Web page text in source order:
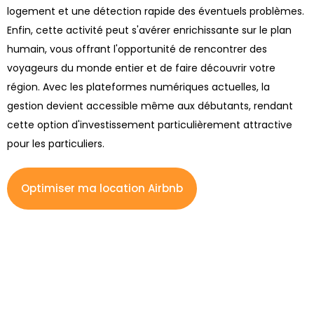
logement et une détection rapide des éventuels problèmes.
Enfin, cette activité peut s'avérer enrichissante sur le plan
humain, vous offrant l'opportunité de rencontrer des
voyageurs du monde entier et de faire découvrir votre
région. Avec les plateformes numériques actuelles, la
gestion devient accessible même aux débutants, rendant
cette option d'investissement particulièrement attractive
pour les particuliers.
Optimiser ma location Airbnb